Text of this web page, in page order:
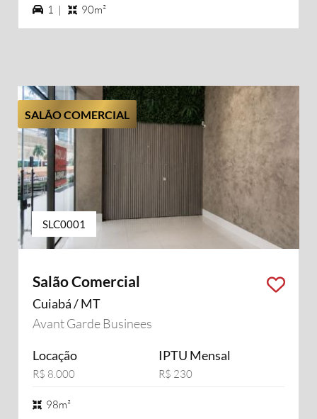
1 vagas na garagem
1 | 90m²
SALÃO COMERCIAL
SLC0001
Salão Comercial
Cuiabá / MT
Avant Garde Businees
Locação
R$ 8.000
IPTU Mensal
R$ 230
98m²